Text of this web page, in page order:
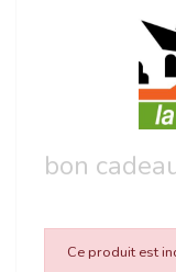
bon
Ce produit est